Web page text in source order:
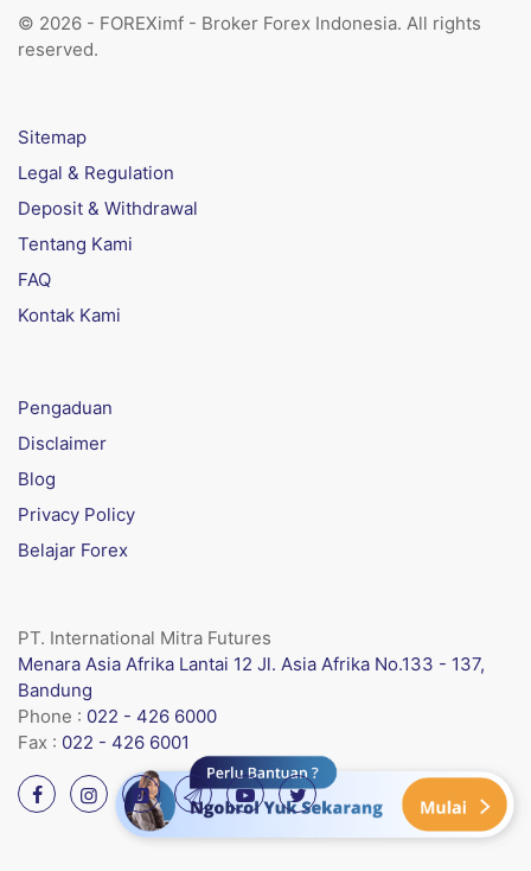
© 2026 - FOREXimf - Broker Forex Indonesia. All rights
reserved.
Sitemap
Legal & Regulation
Deposit & Withdrawal
Tentang Kami
FAQ
Kontak Kami
Pengaduan
Disclaimer
Blog
Privacy Policy
Belajar Forex
PT. International Mitra Futures
Menara Asia Afrika Lantai 12 Jl. Asia Afrika No.133 - 137,
Bandung
Phone : 022 - 426 6000
Fax : 022 - 426 6001